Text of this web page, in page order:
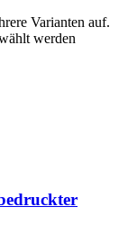
Varianten auf.
werden